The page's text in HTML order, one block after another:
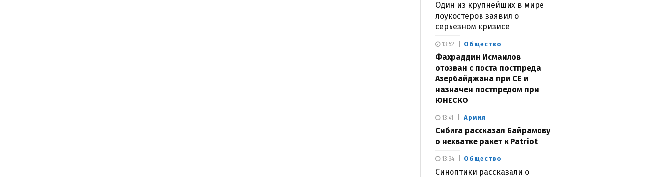
Один из крупнейших в мире
лоукостеров заявил о
серьезном кризисе
Общество
Фахраддин Исмаилов
отозван с поста постпреда
Азербайджана при СЕ и
назначен постпредом при
ЮНЕСКО
13:52
Армия
Сибига рассказал Байрамову
о нехватке ракет к Patriot
13:41
Общество
Синоптики рассказали о
13:34